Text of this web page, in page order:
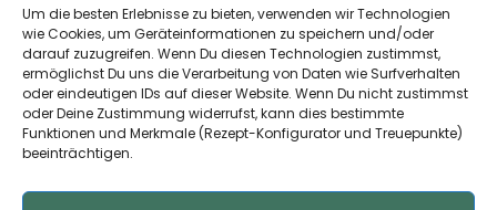
Um die besten Erlebnisse zu bieten, verwenden wir Technologien
wie Cookies, um Geräteinformationen zu speichern und/oder
darauf zuzugreifen. Wenn Du diesen Technologien zustimmst,
ermöglichst Du uns die Verarbeitung von Daten wie Surfverhalten
oder eindeutigen IDs auf dieser Website. Wenn Du nicht zustimmst
oder Deine Zustimmung widerrufst, kann dies bestimmte
Funktionen und Merkmale (Rezept-Konfigurator und Treuepunkte)
beeinträchtigen.
Dir und der Apotheke. Unser OneStop-Service stellt
kein pharmazeutisches Angebot dar, sondern dient
lediglich der komfortablen Zahlungsabwicklung. Die
Nutzung ist freiwillig und hat keinerlei Einfluss auf die
ärztliche Therapieentscheidung oder die Wahl der
verschriebenen Medikation. Apotheken sind rechtlich
unabhängig und unterliegen den gesetzlichen